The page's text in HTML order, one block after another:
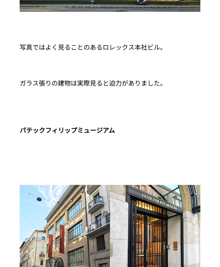
写真ではよく見ることのあるロレックス本社ビル。
ガラス張りの建物は実際見ると迫力がありました。
パテックフィリップミュージアム